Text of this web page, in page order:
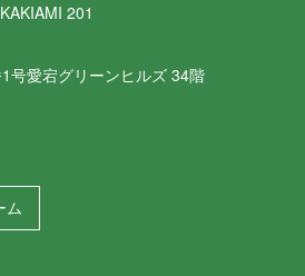
201
号愛宕グリーンヒルズ 34階
ム